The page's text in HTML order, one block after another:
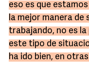
eso es que
la mejor manera de
trabajando, no es la
este tipo de
ha ido bien, en